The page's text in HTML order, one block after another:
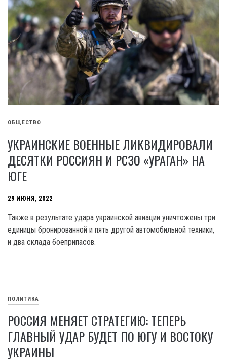
ОБЩЕСТВО
УКРАИНСКИЕ ВОЕННЫЕ ЛИКВИДИРОВАЛИ
ДЕСЯТКИ РОССИЯН И РСЗО «УРАГАН» НА
ЮГЕ
29 ИЮНЯ, 2022
Также в результате удара украинской авиации уничтожены три
единицы бронированной и пять другой автомобильной техники,
и два склада боеприпасов.
ПОЛИТИКА
РОССИЯ МЕНЯЕТ СТРАТЕГИЮ: ТЕПЕРЬ
ГЛАВНЫЙ УДАР БУДЕТ ПО ЮГУ И ВОСТОКУ
УКРАИНЫ